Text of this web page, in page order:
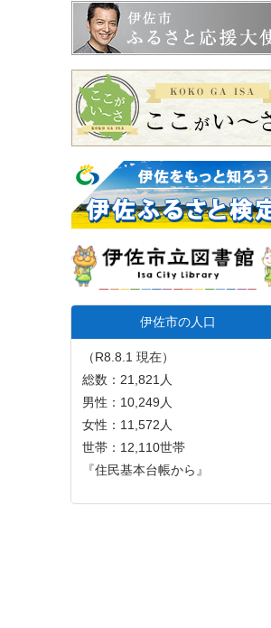
伊佐市の人口
（R8.8.1 現在）
総数：21,821人
男性：10,249人
女性：11,572人
世帯：12,110世帯
『住民基本台帳から』